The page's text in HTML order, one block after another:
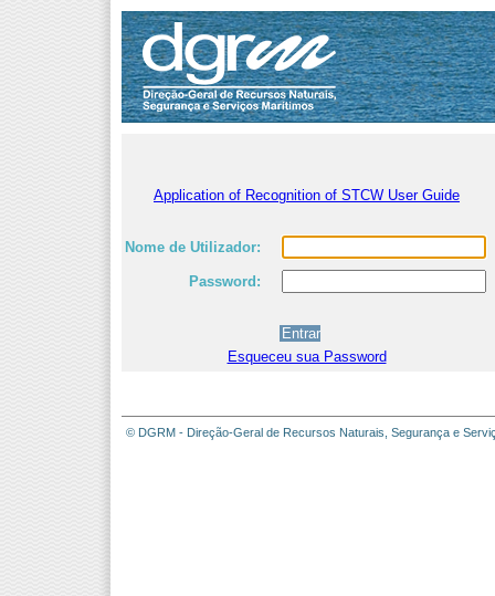
Application of Recognition of STCW User Guide
Nome de Utilizador:
Password:
Esqueceu sua Password
© DGRM - Direção-Geral de Recursos Naturais, Segurança e